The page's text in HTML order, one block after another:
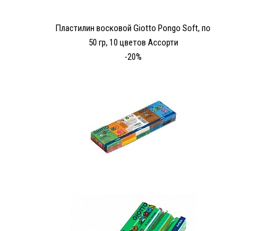
Пластилин восковой Giotto Pongo Soft, по
50 гр, 10 цветов Ассорти
-20%